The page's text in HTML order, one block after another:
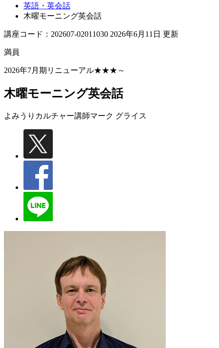
英語・英会話
木曜モーニング英会話
講座コード：202607-02011030 2026年6月11日 更新
満員
2026年7月期リニューアル★★★～
木曜モーニング英会話
よみうりカルチャー講師マーク グライス